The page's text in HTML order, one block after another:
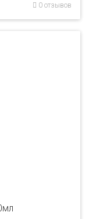
0 отзывов